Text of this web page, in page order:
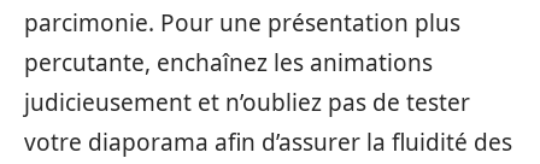
parcimonie. Pour une présentation plus
percutante, enchaînez les animations
judicieusement et n’oubliez pas de tester
votre diaporama afin d’assurer la fluidité des